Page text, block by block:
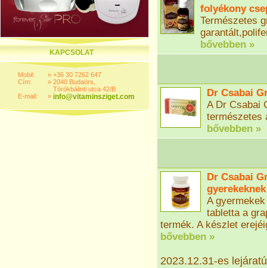
KAPCSOLAT
Mobil:
Cím:
E-mail:
»
»
»
+36 30 7262 647
2040 Budaörs,
Törökbálinti utca 42/B
info@vitaminsziget.com
folyékony
Természetes
bővebben »
Dr Csabai
A Dr Csabai
természetes
bővebben »
Dr Csabai
A
tabletta a
termék. A készlet
bővebben »
2023.12.31-es